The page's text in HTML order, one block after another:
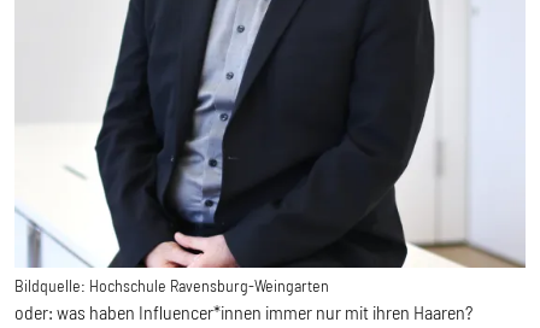
Bildquelle: Hochschule Ravensburg-Weingarten
oder: was haben Influencer*innen immer nur mit ihren Haaren?